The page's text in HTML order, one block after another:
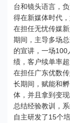
台和镜头语言，
得在新媒体时代
在担任无忧传媒
期间，主导多场
的宣讲，一场
绩，客户续单率超
在担任广东优数
长期间，赋能和
体，并且拿到变
总结经验教训，
自主研发了15个